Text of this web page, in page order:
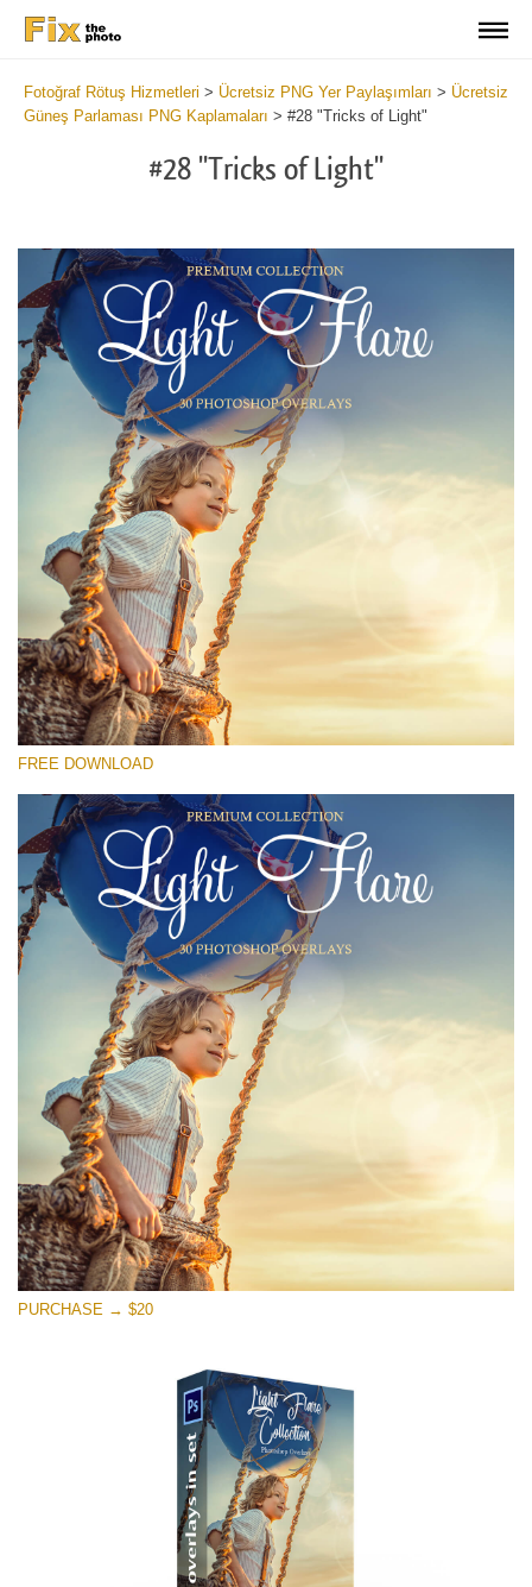
Fotoğraf Rötuş Hizmetleri > Ücretsiz PNG Yer Paylaşımları > Ücretsiz
Güneş Parlaması PNG Kaplamaları > #28 "Tricks of Light"
#28 "Tricks of Light"
Lütfen seçin
Free Photoshop Overlay #28
Small 800*533px
Light Flare
(30 Overlays)
Luxury Wedding
(373 Overlays)
Large 6000*4000px
Entire Collection
(1783 Overlays)
Large 6000*4000px
Ücretsiz indirin
FREE DOWNLOAD
PURCHASE → $20